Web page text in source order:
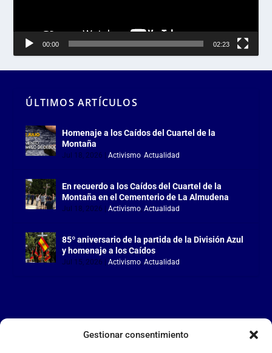
Gestionar consentimiento
00:00 02:23
ÚLTIMOS ARTÍCULOS
Homenaje a los Caídos del Cuartel de la
Montaña
Jul 18, 2026 |Activismo,Actualidad
En recuerdo a los Caídos del Cuartel de la
Montaña en el Cementerio de La Almudena
Jul 18, 2026 |Activismo,Actualidad
85º aniversario de la partida de la División Azul
y homenaje a los Caídos
Jul 15, 2026 |Activismo,Actualidad
LA FALANGE